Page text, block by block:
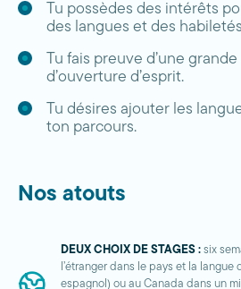
Tu possèdes des intérêts
des langues et des
Tu fais preuve d’une
d’ouverture d’esprit.
Tu désires ajouter les
ton parcours.
Nos atouts
DEUX CHOIX DE STAGES : six
l’étranger dans le pays et la
espagnol) ou au Canada dans un